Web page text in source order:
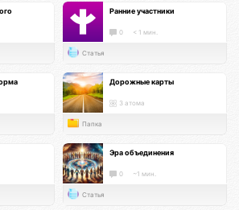
Ранние участники
0 < 1 мин.
Статья
Дорожные карты
3 атома
Папка
Эра объединения
0 ~1 мин.
Статья